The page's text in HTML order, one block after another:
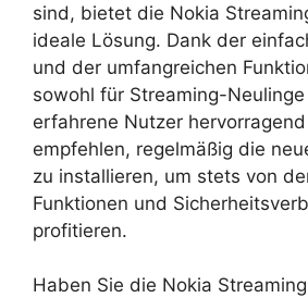
sind, bietet die Nokia
ideale Lösung. Dank der
und der umfangreichen
sowohl für Streaming-
erfahrene Nutzer
empfehlen, regelmäßig die
zu installieren, um stets von
Funktionen und
profitieren.
Haben Sie die Nokia